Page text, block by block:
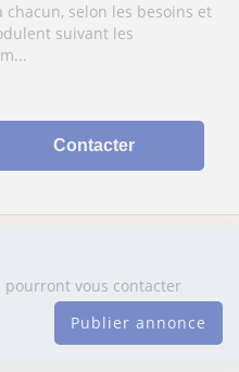
chacun, selon les besoins et
suivant les
Contacter
pourront vous contacter
Publier annonce